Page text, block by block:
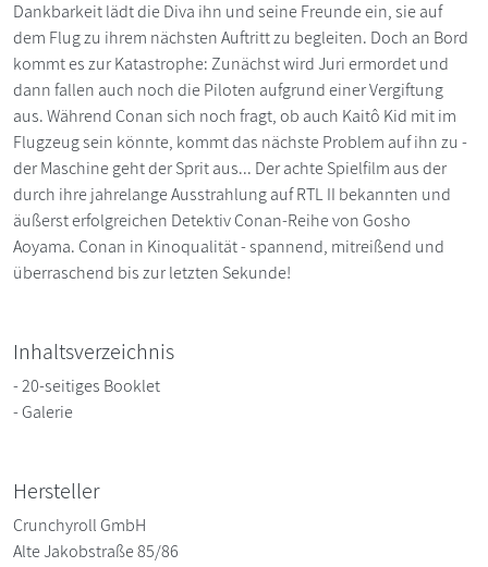
Dankbarkeit lädt die Diva ihn und seine Freunde ein, sie auf
dem Flug zu ihrem nächsten Auftritt zu begleiten. Doch an Bord
kommt es zur Katastrophe: Zunächst wird Juri ermordet und
dann fallen auch noch die Piloten aufgrund einer Vergiftung
aus. Während Conan sich noch fragt, ob auch Kaitô Kid mit im
Flugzeug sein könnte, kommt das nächste Problem auf ihn zu -
der Maschine geht der Sprit aus... Der achte Spielfilm aus der
durch ihre jahrelange Ausstrahlung auf RTL II bekannten und
äußerst erfolgreichen Detektiv Conan-Reihe von Gosho
Aoyama. Conan in Kinoqualität - spannend, mitreißend und
überraschend bis zur letzten Sekunde!
Inhaltsverzeichnis
- 20-seitiges Booklet
- Galerie
Hersteller
Crunchyroll GmbH
Alte Jakobstraße 85/86